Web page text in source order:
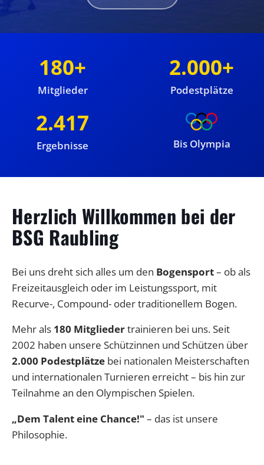
180+
Mitglieder
2.000+
Podestplätze
2.417
Ergebnisse Bis Olympia
Herzlich Willkommen bei der
BSG Raubling
Bei uns dreht sich alles um den Bogensport– ob als
Freizeitausgleich oder im Leistungssport, mit
Recurve-, Compound- oder traditionellem Bogen.
Mehr als 180 Mitgliedertrainieren bei uns. Seit
2002 haben unsere Schützinnen und Schützen über
2.000 Podestplätze bei nationalen Meisterschaften
und internationalen Turnieren erreicht – bis hin zur
Teilnahme an den Olympischen Spielen.
„Dem Talent eine Chance!" – das ist unsere
Philosophie.